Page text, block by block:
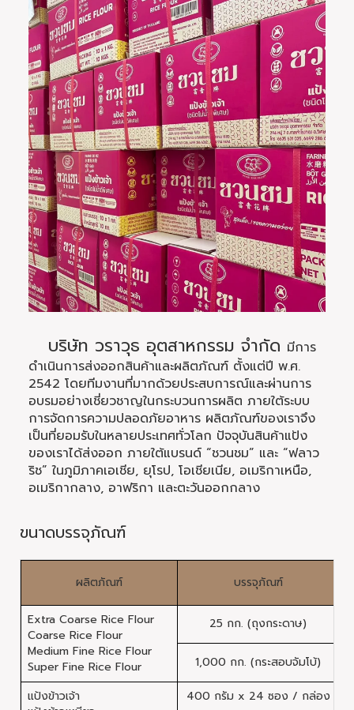
บริษัท วราวุธ อุตสาหกรรม จำกัด มีการ
ดำเนินการส่งออกสินค้าและผลิตภัณฑ์ ตั้งแต่ปี พ.ศ.
2542 โดยทีมงานที่มากด้วยประสบการณ์และผ่านการ
อบรมอย่างเชี่ยวชาญในกระบวนการผลิต ภายใต้ระบบ
การจัดการความปลอดภัยอาหาร ผลิตภัณฑ์ของเราจึง
เป็นที่ยอมรับในหลายประเทศทั่วโลก ปัจจุบันสินค้าแป้ง
ของเราได้ส่งออก ภายใต้แบรนด์ “ชวนชม” และ “ฟลาว
ริช” ในภูมิภาคเอเชีย, ยุโรป, โอเชียเนีย, อเมริกาเหนือ,
อเมริกากลาง, อาฟริกา และตะวันออกกลาง
ขนาดบรรจุภัณฑ์
ผลิตภัณฑ์ บรรจุภัณฑ์
Extra Coarse Rice Flour
Coarse Rice Flour
Medium Fine Rice Flour
Super Fine Rice Flour
25 กก. (ถุงกระดาษ)
1,000 กก. (กระสอบจัมโบ้)
แป้งข้าวเจ้า
400 กรัม x 24 ซอง / กล่อง